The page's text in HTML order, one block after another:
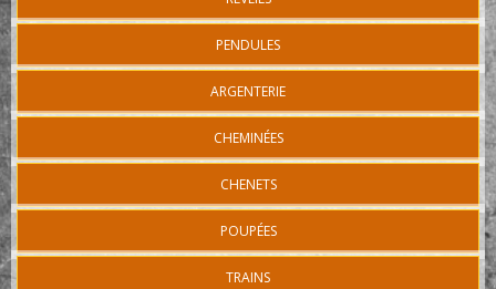
PENDULES
ARGENTERIE
CHEMINÉES
CHENETS
POUPÉES
TRAINS